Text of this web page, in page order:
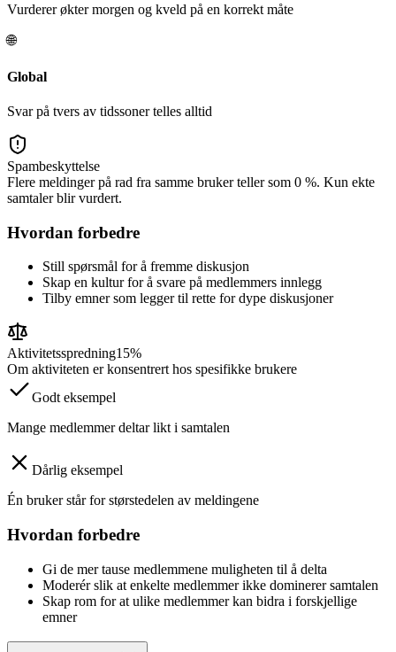
Vurderer økter morgen og kveld på en korrekt måte
🌐
Global
Svar på tvers av tidssoner telles alltid
Spambeskyttelse
Flere meldinger på rad fra samme bruker teller som 0 %. Kun ekte
samtaler blir vurdert.
Hvordan forbedre
Still spørsmål for å fremme diskusjon
Skap en kultur for å svare på medlemmers innlegg
Tilby emner som legger til rette for dype diskusjoner
Aktivitetsspredning15%
Om aktiviteten er konsentrert hos spesifikke brukere
Godt eksempel
Mange medlemmer deltar likt i samtalen
Dårlig eksempel
Én bruker står for størstedelen av meldingene
Hvordan forbedre
Gi de mer tause medlemmene muligheten til å delta
Moderér slik at enkelte medlemmer ikke dominerer samtalen
Skap rom for at ulike medlemmer kan bidra i forskjellige
emner